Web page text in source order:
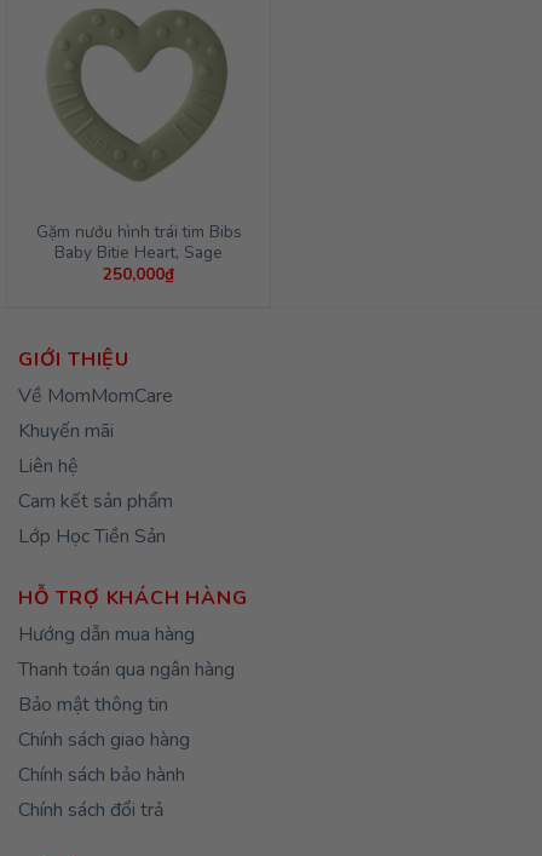
Gặm nướu hình trái tim Bibs
Baby Bitie Heart, Sage
250,000₫
GIỚI THIỆU
Về MomMomCare
Khuyến mãi
Liên hệ
Cam kết sản phẩm
Lớp Học Tiền Sản
HỖ TRỢ KHÁCH HÀNG
Hướng dẫn mua hàng
Thanh toán qua ngân hàng
Bảo mật thông tin
Chính sách giao hàng
Chính sách bảo hành
Chính sách đổi trả